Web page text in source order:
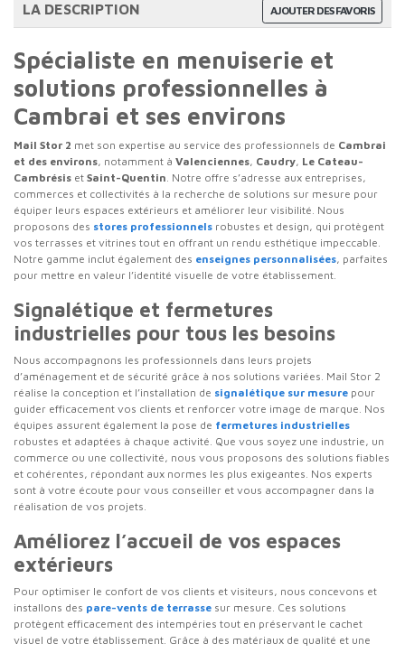
AJOUTER DES FAVORIS
LA DESCRIPTION
Spécialiste en menuiserie et
solutions professionnelles à
Cambrai et ses environs
Mail Stor 2 met son expertise au service des professionnels de Cambrai
et des environs, notamment à Valenciennes, Caudry, Le Cateau-
Cambrésis et Saint-Quentin. Notre offre s’adresse aux entreprises,
commerces et collectivités à la recherche de solutions sur mesure pour
équiper leurs espaces extérieurs et améliorer leur visibilité. Nous
proposons des stores professionnels robustes et design, qui protègent
vos terrasses et vitrines tout en offrant un rendu esthétique impeccable.
Notre gamme inclut également des enseignes personnalisées, parfaites
pour mettre en valeur l’identité visuelle de votre établissement.
Signalétique et fermetures
industrielles pour tous les besoins
Nous accompagnons les professionnels dans leurs projets
d’aménagement et de sécurité grâce à nos solutions variées. Mail Stor 2
réalise la conception et l’installation de signalétique sur mesure pour
guider efficacement vos clients et renforcer votre image de marque. Nos
équipes assurent également la pose de fermetures industrielles
robustes et adaptées à chaque activité. Que vous soyez une industrie, un
commerce ou une collectivité, nous vous proposons des solutions fiables
et cohérentes, répondant aux normes les plus exigeantes. Nos experts
sont à votre écoute pour vous conseiller et vous accompagner dans la
réalisation de vos projets.
Améliorez l’accueil de vos espaces
extérieurs
Pour optimiser le confort de vos clients et visiteurs, nous concevons et
installons des pare-vents de terrasse sur mesure. Ces solutions
protègent efficacement des intempéries tout en préservant le cachet
visuel de votre établissement. Grâce à des matériaux de qualité et une